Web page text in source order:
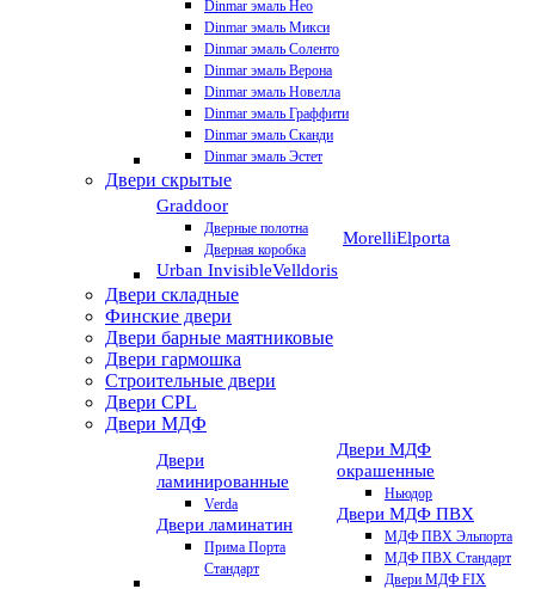
Dinmar эмаль Нео
Dinmar эмаль Микси
Dinmar эмаль Соленто
Dinmar эмаль Верона
Dinmar эмаль Новелла
Dinmar эмаль Граффити
Dinmar эмаль Сканди
Dinmar эмаль Эстет
Двери скрытые
Graddoor
Дверные полотна
Дверная коробка
Urban InvisibleVelldoris
MorelliElporta
Двери складные
Финские двери
Двери барные маятниковые
Двери гармошка
Строительные двери
Двери CРL
Двери МДФ
Двери
ламинированные
Verda
Двери ламинатин
Прима Порта
Стандарт
Двери МДФ
окрашенные
Ньюдор
Двери МДФ ПВХ
МДФ ПВХ Эльпорта
МДФ ПВХ Стандарт
Двери МДФ FIX